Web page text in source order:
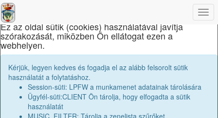
Református Kollégium
×
Ez az oldal sütik (cookies) használatával javítja
szórakozását, miközben Ön ellátogat ezen a
webhelyen.
Kérjük, legyen kedves és fogadja el az alább felsorolt sütik
használatát a folytatáshoz.
Session-süti: LPFW a munkamenet adatainak tárolására
Ügyfél-süti:CLIENT Ön tárolja, hogy elfogadta a sütik
használatát
MUSIC_FILTER: Tárolja a zenelista szűrőket